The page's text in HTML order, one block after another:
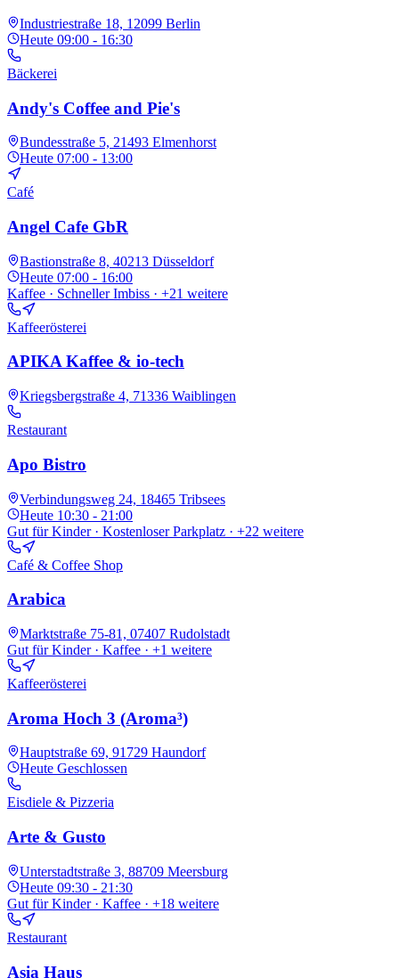
Industriestraße 18, 12099 Berlin
Heute 09:00 - 16:30
Bäckerei
Andy's Coffee and Pie's
Bundesstraße 5, 21493 Elmenhorst
Heute 07:00 - 13:00
Café
Angel Cafe GbR
Bastionstraße 8, 40213 Düsseldorf
Heute 07:00 - 16:00
Kaffee · Schneller Imbiss · +21 weitere
Kaffeerösterei
APIKA Kaffee & io-tech
Kriegsbergstraße 4, 71336 Waiblingen
Restaurant
Apo Bistro
Verbindungsweg 24, 18465 Tribsees
Heute 10:30 - 21:00
Gut für Kinder · Kostenloser Parkplatz · +22 weitere
Café & Coffee Shop
Arabica
Marktstraße 75-81, 07407 Rudolstadt
Gut für Kinder · Kaffee · +1 weitere
Kaffeerösterei
Aroma Hoch 3 (Aroma³)
Hauptstraße 69, 91729 Haundorf
Heute Geschlossen
Eisdiele & Pizzeria
Arte & Gusto
Unterstadtstraße 3, 88709 Meersburg
Heute 09:30 - 21:30
Gut für Kinder · Kaffee · +18 weitere
Restaurant
Asia Haus